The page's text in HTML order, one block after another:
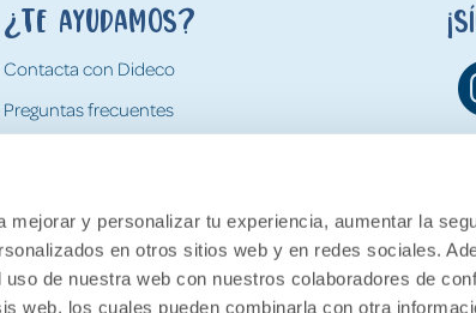
mejorar y personalizar tu experiencia, aumentar la
en otros sitios web y en redes sociales.
de nuestra web con nuestros colaboradores de
web, los cuales pueden combinarla con otra
¿Te ayudamos?
Contacta con Dideco
Preguntas frecuentes
Devoluciones